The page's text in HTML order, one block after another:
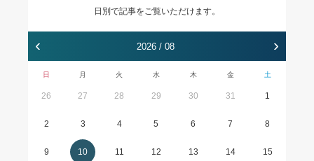
日別で記事をご覧いただけます。
‹ 2026 / 08 ›
日 月 火 水 木 金 土
26 27 28 29 30 31 1
2 3 4 5 6 7 8
9 10 11 12 13 14 15